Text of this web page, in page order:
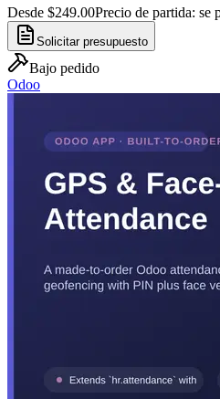
Desde $249.00Precio de partida: se
Solicitar presupuesto
Bajo pedido
Odoo